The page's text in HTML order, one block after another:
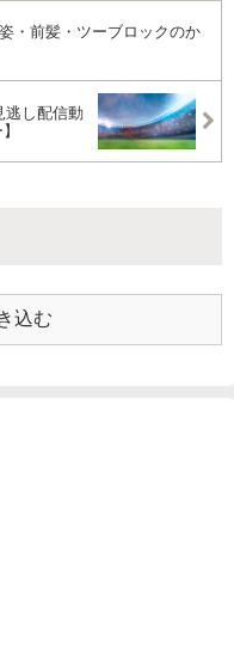
・前髪・ツーブロックのか
逃し配信動
込む